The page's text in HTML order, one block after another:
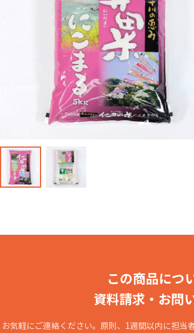
この商品につ
資料請求・お問
お気軽にご連絡ください。原則、1週間以内に担当